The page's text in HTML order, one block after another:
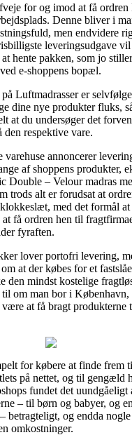
for og imod at få
Denne bliver i
men endvidere
leveringsudgave
hente pakken, som jo
e-shoppens bopæl.
Luftmadrasser er
dine nye produkter fluks,
at du undersøger det
respektive vare.
annoncerer
af shoppens produkter,
Double – Velour madras
trods alt er forudsat at
med det formål at
få ordren hen til
fyraften.
lover portofri levering,
at der købes for et
den mindst kostelige
til om man bor i København,
at få bragt produkterne
for købere at finde frem
på nettet, og til gengæld
fundet det uundgåeligt
– til børn og babyer, og
betragteligt, og endda nogle
omkostninger.